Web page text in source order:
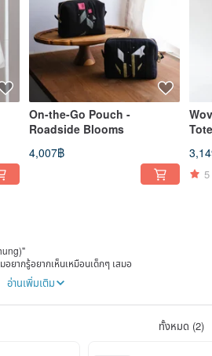
On-the-Go Pouch -
Roadside Blooms
4,007฿
5
อยากรู้อยากเห็นเหมือนเด็กๆ เสมอ
โดยใช้ผ้าเป็นวัสดุหลัก เราได้รับแรงบันดาลใจจากชีวิต
วลา
อ่านเพิ่มเติม
ทั้งหมด (2)